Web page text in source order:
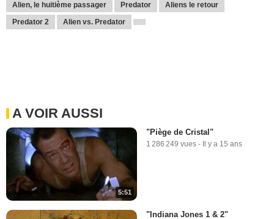
Alien, le huitième passager
Predator Aliens le retour
Predator 2 Alien vs. Predator
A VOIR AUSSI
5:51
"Piège de Cristal"
1 286 249 vues - Il y a 15 ans
"Indiana Jones 1 & 2"